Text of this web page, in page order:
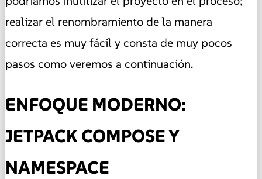
realizar el renombramiento de la manera
correcta es muy fácil y consta de muy pocos
pasos como veremos a continuación.
ENFOQUE MODERNO:
JETPACK COMPOSE Y
NAMESPACE